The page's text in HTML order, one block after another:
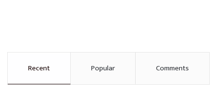
Recent Popular Comments